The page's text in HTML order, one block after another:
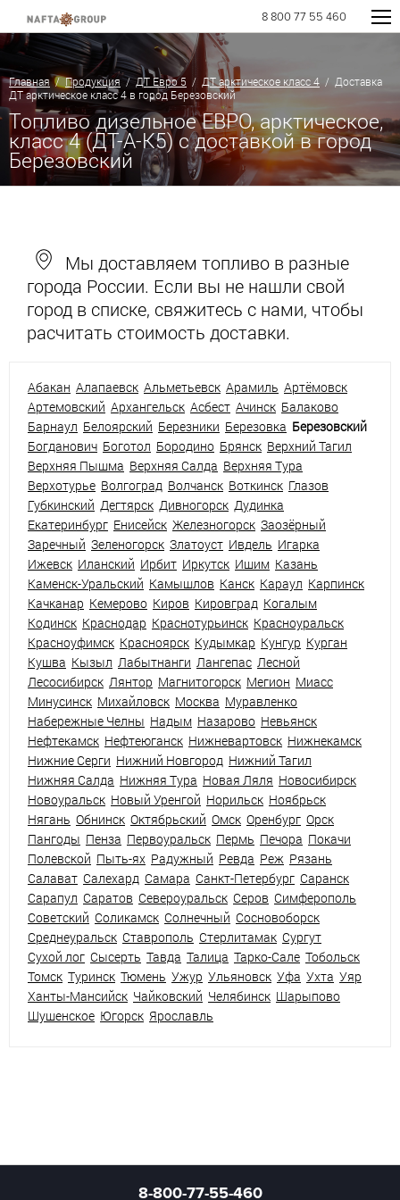
8 800 77 55 460
Главная/Продукция/ДТ Евро 5 / ДТ арктическое класс 4 / Доставка
ДТ арктическое класс 4 в город Березовский
Топливо дизельное ЕВРО, арктическое,
класс 4 (ДТ-А-К5) с доставкой в город
Березовский
Мы доставляем топливо в разные
города России. Если вы не нашли свой
город в списке, свяжитесь с нами, чтобы
расчитать стоимость доставки.
Абакан Алапаевск Альметьевск Арамиль Артёмовск
Артемовский Архангельск Асбест Ачинск Балаково
Барнаул Белоярский Березники Березовка Березовский
Богданович Боготол Бородино Брянск Верхний Тагил
Верхняя Пышма Верхняя Салда Верхняя Тура
Верхотурье Волгоград Волчанск Воткинск Глазов
Губкинский Дегтярск Дивногорск Дудинка
Екатеринбург Енисейск Железногорск Заозёрный
Заречный Зеленогорск Златоуст Ивдель Игарка
Ижевск Иланский Ирбит Иркутск Ишим Казань
Каменск-Уральский Камышлов Канск Караул Карпинск
Качканар Кемерово Киров Кировград Когалым
Кодинск Краснодар Краснотурьинск Красноуральск
Красноуфимск Красноярск Кудымкар Кунгур Курган
Кушва Кызыл Лабытнанги Лангепас Лесной
Лесосибирск Лянтор Магнитогорск Мегион Миасс
Минусинск Михайловск Москва Муравленко
Набережные Челны Надым Назарово Невьянск
Нефтекамск Нефтеюганск Нижневартовск Нижнекамск
Нижние Серги Нижний Новгород Нижний Тагил
Нижняя Салда Нижняя Тура Новая Ляля Новосибирск
Новоуральск Новый Уренгой Норильск Ноябрьск
Нягань Обнинск Октябрьский Омск Оренбург Орск
Пангоды Пенза Первоуральск Пермь Печора Покачи
Полевской Пыть-ях Радужный Ревда Реж Рязань
Салават Салехард Самара Санкт-Петербург Саранск
Сарапул Саратов Североуральск Серов Симферополь
Советский Соликамск Солнечный Сосновоборск
Среднеуральск Ставрополь Стерлитамак Сургут
Сухой лог Сысерть Тавда Талица Тарко-Сале Тобольск
Томск Туринск Тюмень Ужур Ульяновск Уфа Ухта Уяр
Ханты-Мансийск Чайковский Челябинск Шарыпово
Шушенское Югорск Ярославль
8-800-77-55-460